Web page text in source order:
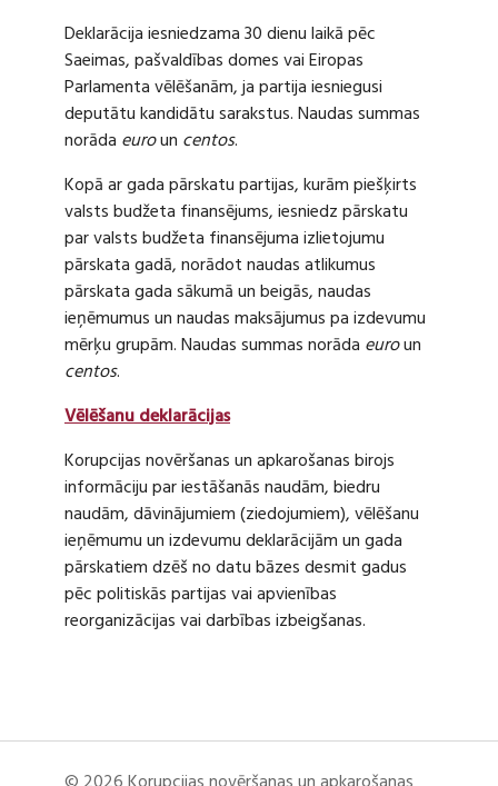
Deklarācija iesniedzama 30 dienu laikā pēc
Saeimas, pašvaldības domes vai Eiropas
Parlamenta vēlēšanām, ja partija iesniegusi
deputātu kandidātu sarakstus. Naudas summas
norāda euroun centos.
Kopā ar gada pārskatu partijas, kurām piešķirts
valsts budžeta finansējums, iesniedz pārskatu
par valsts budžeta finansējuma izlietojumu
pārskata gadā, norādot naudas atlikumus
pārskata gada sākumā un beigās, naudas
ieņēmumus un naudas maksājumus pa izdevumu
mērķu grupām. Naudas summas norāda euroun
centos.
Vēlēšanu deklarācijas
Korupcijas novēršanas un apkarošanas birojs
informāciju par iestāšanās naudām, biedru
naudām, dāvinājumiem (ziedojumiem), vēlēšanu
ieņēmumu un izdevumu deklarācijām un gada
pārskatiem dzēš no datu bāzes desmit gadus
pēc politiskās partijas vai apvienības
reorganizācijas vai darbības izbeigšanas.